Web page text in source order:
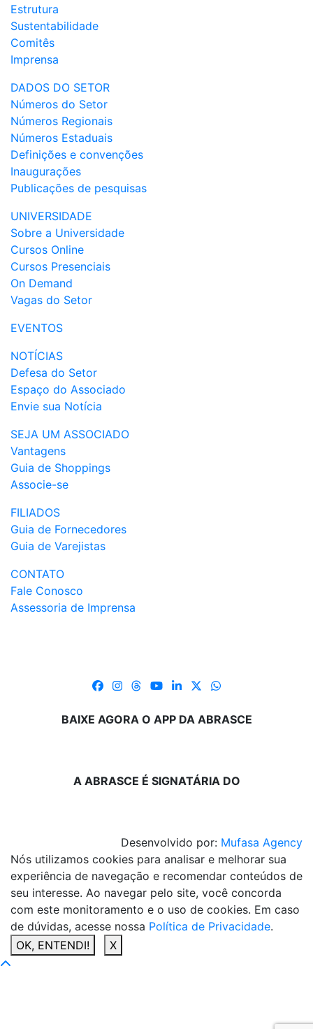
Estrutura
Sustentabilidade
Comitês
Imprensa
DADOS DO SETOR
Números do Setor
Números Regionais
Números Estaduais
Definições e convenções
Inaugurações
Publicações de pesquisas
UNIVERSIDADE
Sobre a Universidade
Cursos Online
Cursos Presenciais
On Demand
Vagas do Setor
EVENTOS
NOTÍCIAS
Defesa do Setor
Espaço do Associado
Envie sua Notícia
SEJA UM ASSOCIADO
Vantagens
Guia de Shoppings
Associe-se
FILIADOS
Guia de Fornecedores
Guia de Varejistas
CONTATO
Fale Conosco
Assessoria de Imprensa
BAIXE AGORA O APP DA ABRASCE
A ABRASCE É SIGNATÁRIA DO
Desenvolvido por: Mufasa Agency
Nós utilizamos cookies para analisar e melhorar sua
experiência de navegação e recomendar conteúdos de
seu interesse. Ao navegar pelo site, você concorda
com este monitoramento e o uso de cookies. Em caso
de dúvidas, acesse nossa Política de Privacidade.
OK, ENTENDI!
X